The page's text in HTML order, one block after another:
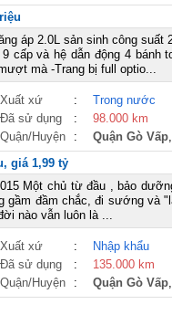
áp 2.0L sản sinh công suất
cấp và hệ dẫn động 4 bánh
mà -Trang bị full optio...
Xuất xứ :
Trong nước
Đã sử dụng :
98.000 km
Quận/Huyện : Quận Gò Vấp,
giá 1,99 tỷ
Một chủ từ đầu , bảo
gầm đầm chắc, đi sướng và
nào vẫn luôn là ...
Xuất xứ :
Nhập khẩu
Đã sử dụng :
135.000 km
Quận/Huyện : Quận Gò Vấp,